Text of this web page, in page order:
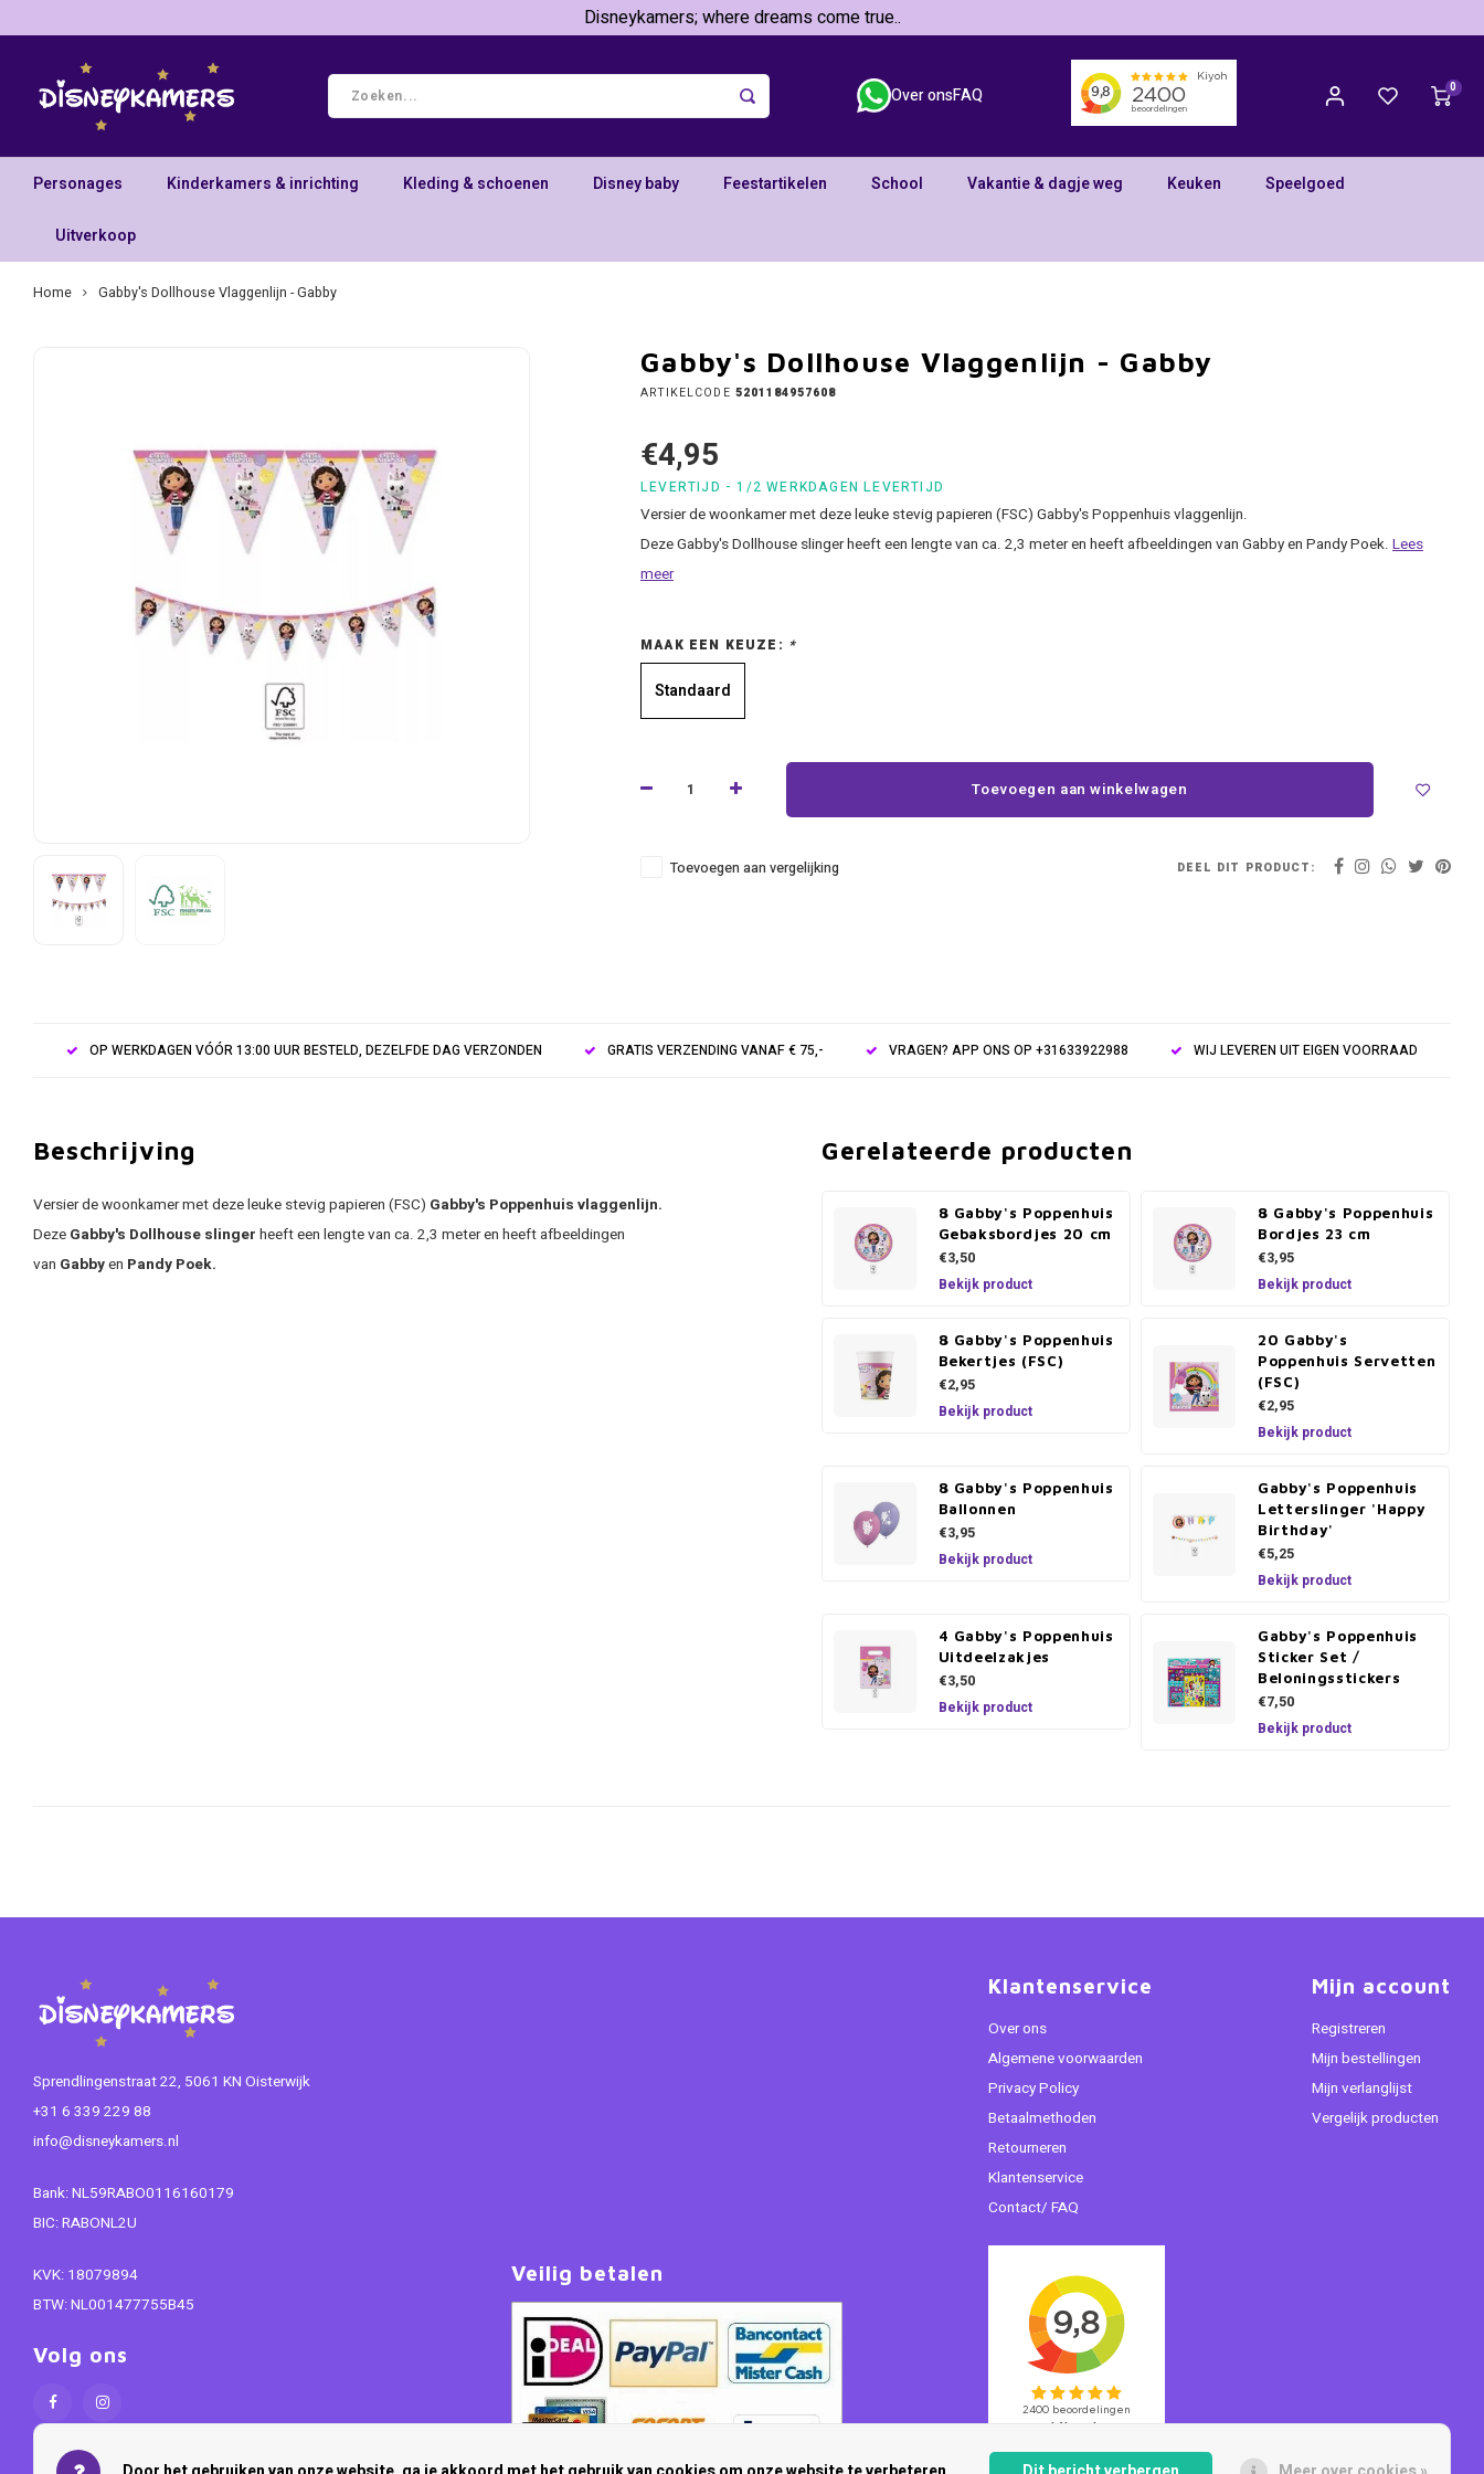
Disneykamers; where dreams come true..
Over onsFAQ 0
Personages Kinderkamers & inrichting Kleding & schoenen Disney baby Feestartikelen School Vakantie & dagje weg Keuken Speelgoed
Uitverkoop
Home Gabby's Dollhouse Vlaggenlijn - Gabby
Gabby's Dollhouse Vlaggenlijn - Gabby
ARTIKELCODE 5201184957608
€4,95
LEVERTIJD - 1/2 WERKDAGEN LEVERTIJD
Versier de woonkamer met deze leuke stevig papieren (FSC) Gabby's Poppenhuis vlaggenlijn.
Deze Gabby's Dollhouse slinger heeft een lengte van ca. 2,3 meter en heeft afbeeldingen van Gabby en Pandy Poek. Lees
meer
MAAK EEN KEUZE: *
Standaard
Toevoegen aan winkelwagen
Toevoegen aan vergelijking DEEL DIT PRODUCT:
OP WERKDAGEN VÓÓR 13:00 UUR BESTELD, DEZELFDE DAG VERZONDEN GRATIS VERZENDING VANAF € 75,- VRAGEN? APP ONS OP +31633922988 WIJ LEVEREN UIT EIGEN VOORRAAD
Beschrijving
Versier de woonkamer met deze leuke stevig papieren (FSC) Gabby's Poppenhuis vlaggenlijn.
Deze Gabby's Dollhouse slinger heeft een lengte van ca. 2,3 meter en heeft afbeeldingen
van Gabbyen Pandy Poek.
Gerelateerde producten
8 Gabby's Poppenhuis
Gebaksbordjes 20 cm
€3,50
Bekijk product
8 Gabby's Poppenhuis
Bordjes 23 cm
€3,95
Bekijk product
8 Gabby's Poppenhuis
Bekertjes (FSC)
€2,95
Bekijk product
20 Gabby's
Poppenhuis Servetten
(FSC)
€2,95
Bekijk product
8 Gabby's Poppenhuis
Ballonnen
€3,95
Bekijk product
Gabby's Poppenhuis
Letterslinger 'Happy
Birthday'
€5,25
Bekijk product
4 Gabby's Poppenhuis
Uitdeelzakjes
€3,50
Bekijk product
Gabby's Poppenhuis
Sticker Set /
Beloningsstickers
€7,50
Bekijk product
Sprendlingenstraat 22, 5061 KN Oisterwijk
+31 6 339 229 88
info@disneykamers.nl
Bank: NL59RABO0116160179
BIC: RABONL2U
KVK: 18079894
BTW: NL001477755B45
Volg ons
Veilig betalen
Klantenservice
Over ons
Algemene voorwaarden
Privacy Policy
Betaalmethoden
Retourneren
Klantenservice
Contact/ FAQ
Mijn account
Registreren
Mijn bestellingen
Mijn verlanglijst
Vergelijk producten